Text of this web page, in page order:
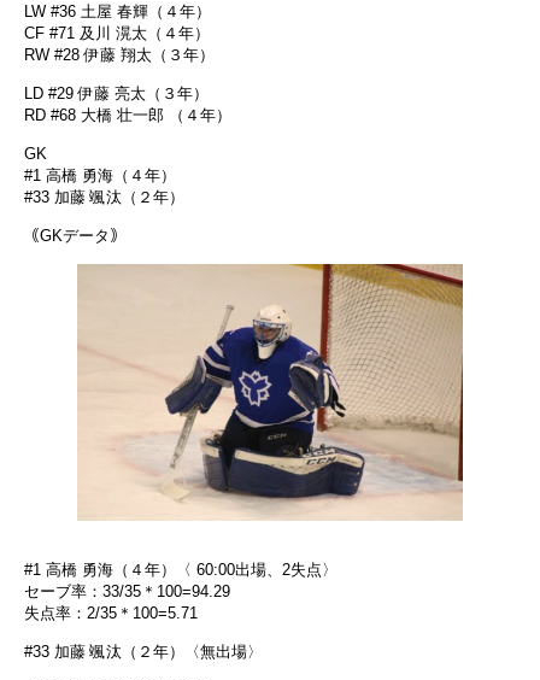
LW #36 土屋 春輝（４年）
CF #71 及川 滉太（４年）
RW #28 伊藤 翔太（３年）
LD #29 伊藤 亮太（３年）
RD #68 大橋 壮一郎 （４年）
GK
#1 高橋 勇海（４年）
#33 加藤 颯汰（２年）
｟GKデータ｠
#1 高橋 勇海（４年）〈 60:00出場、2失点〉
セーブ率：33/35＊100=94.29
失点率：2/35＊100=5.71
#33 加藤 颯汰（２年）〈無出場〉